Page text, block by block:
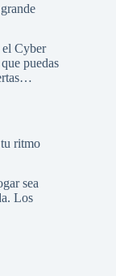
el Cyber
puedas
tu ritmo
sea
Los